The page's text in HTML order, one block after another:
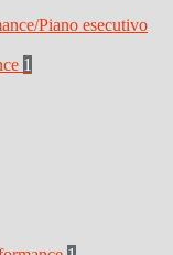
Piano esecutivo
1